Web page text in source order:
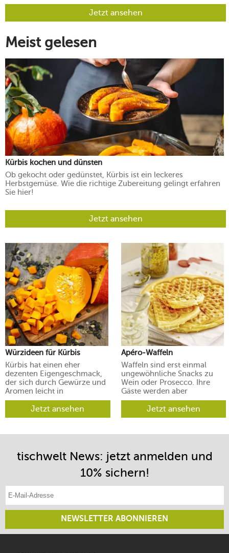
Jetzt ansehen
Meist gelesen
Kürbis kochen und dünsten
Ob gekocht oder gedünstet, Kürbis ist ein leckeres
Herbstgemüse. Wie die richtige Zubereitung gelingt erfahren
Sie hier!
Jetzt ansehen
Würzideen für Kürbis
Kürbis hat einen eher
dezenten Eigengeschmack,
der sich durch Gewürze und
Aromen leicht in
verschiedene Richtungen
lenken lässt.Jetzt ansehen
Apéro-Waffeln
Waffeln sind erst einmal
ungewöhnliche Snacks zu
Wein oder Prosecco. Ihre
Gäste werden aber
begeistert sein.
Jetzt ansehen
tischwelt News: jetzt anmelden und
10% sichern!
E-Mail-Adresse eintragen
NEWSLETTER ABONNIEREN